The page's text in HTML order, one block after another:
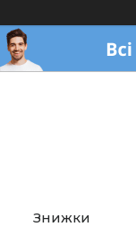
Знижки